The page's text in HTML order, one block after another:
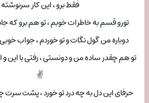
فقط برو ، این کار سرنوشته
تورو قسم به خاطرات خوبم ، تو هم برو که
دوباره من گول نگات و تو خوردم ، جواب
تو هم چقدر ساده من و دونستی ، رفتی با این
✌
حرفای این دل به چه درد تو خورد ، پشت